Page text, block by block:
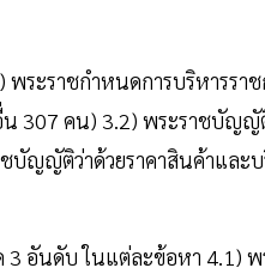
พระราชกำหนดการบริหารร
307 คน) 3.2) พระราชบัญ
บัญญัติว่าด้วยราคาสินค้าแล
อันดับ ในแต่ละข้อหา 4.1)